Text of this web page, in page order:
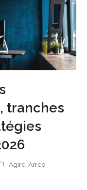
tranches
Agirc-Arrco